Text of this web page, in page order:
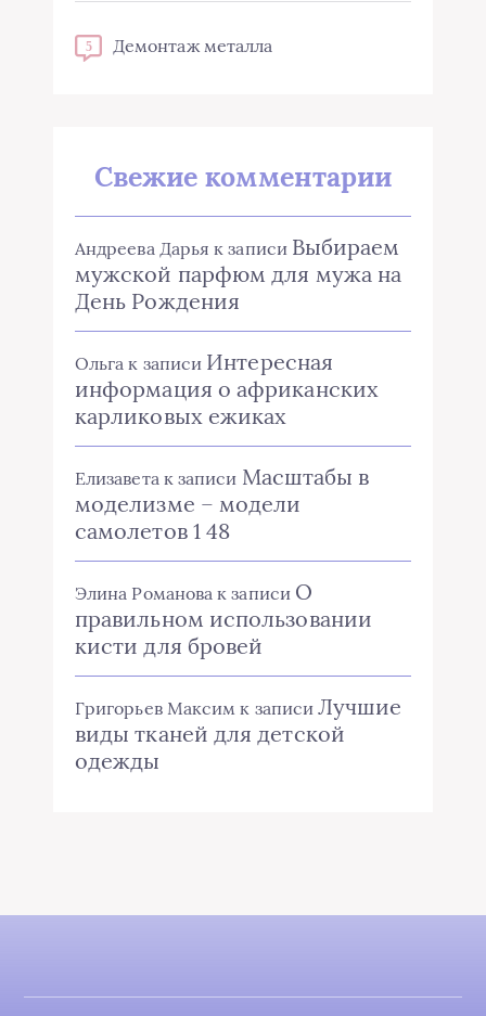
5 Демонтаж металла
Свежие комментарии
Андреева Дарья к записи Выбираем
мужской парфюм для мужа на
День Рождения
Ольга к записи Интересная
информация о африканских
карликовых ежиках
Елизаветак записи Масштабы в
моделизме – модели
самолетов 1 48
Элина Романова к записи О
правильном использовании
кисти для бровей
Григорьев Максим к записиЛучшие
виды тканей для детской
одежды